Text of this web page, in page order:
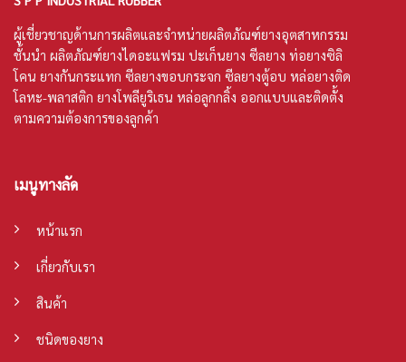
ผู้เชี่ยวชาญด้านการผลิตและจำหน่ายผลิตภัณฑ์ยางอุตสาหกรรม
ชั้นนำ ผลิตภัณฑ์ยางไดอะแฟรม ปะเก็นยาง ซีลยาง ท่อยางซิลิ
โคน ยางกันกระแทก ซีลยางขอบกระจก ซีลยางตู้อบ หล่อยางติด
โลหะ-พลาสติก ยางโพลียูริเธน หล่อลูกกลิ้ง ออกแบบและติดตั้ง
ตามความต้องการของลูกค้า
เมนูทางลัด
หน้าแรก
เกี่ยวกับเรา
สินค้า
ชนิดของยาง